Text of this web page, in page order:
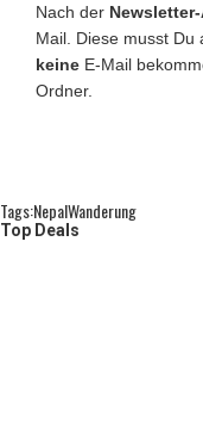
Nach der
Mail. Diese musst Du
keine E-Mail
Ordner.
Tags:NepalWanderung
Top Deals